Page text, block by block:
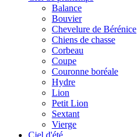
Balance
Bouvier
Chevelure de Bérénice
Chiens de chasse
Corbeau
Coupe
Couronne boréale
Hydre
Lion
Petit Lion
Sextant
Vierge
Ciel d'été